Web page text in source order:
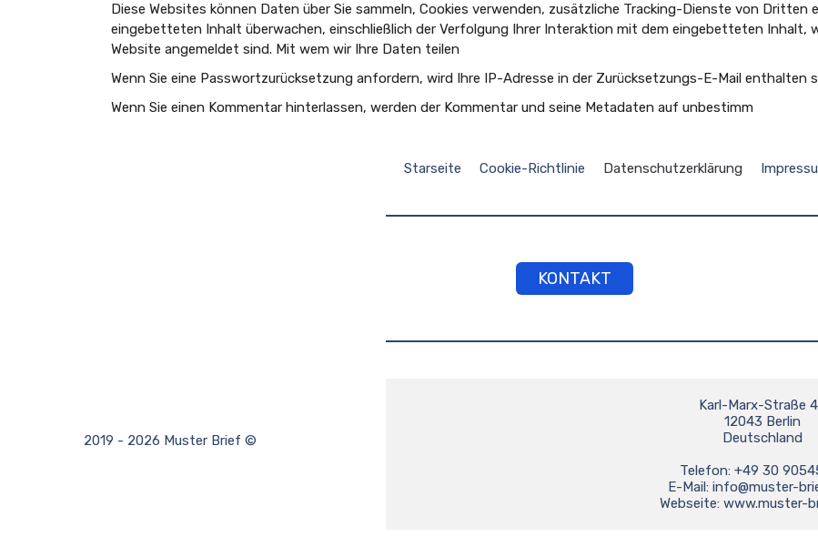
Diese Websites können Daten über Sie sammeln, Cookies verwenden, zusätzliche Tracking-Dienste von
eingebetteten Inhalt überwachen, einschließlich der Verfolgung Ihrer Interaktion mit dem eingebetteten Inhalt,
Website angemeldet sind. Mit wem wir Ihre Daten teilen
Wenn Sie eine Passwortzurücksetzung anfordern, wird Ihre IP-Adresse in der Zurücksetzungs-E-Mail enthalten
Wenn Sie einen Kommentar hinterlassen, werden der Kommentar und seine Metadaten auf unbestimm
Starseite Cookie-Richtlinie Datenschutzerklärung
KONTAKT
Karl-Marx-Straße
12043 Berlin
Deutschland
Telefon: +49 30
E-Mail: info@muster-
2019 - 2026 Muster Brief ©